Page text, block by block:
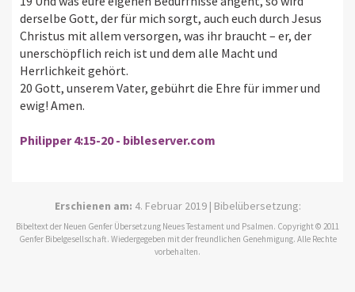
derselbe Gott, der für mich sorgt, auch euch durch Jesus
Christus mit allem versorgen, was ihr braucht – er, der
unerschöpflich reich ist und dem alle Macht und
Herrlichkeit gehört.
20 Gott, unserem Vater, gebührt die Ehre für immer und
ewig! Amen.
Philipper 4:15-20 - bibleserver.com
Erschienen am: 4. Februar 2019 | Bibelübersetzung:
Bibeltext der Neuen Genfer Übersetzung Neues Testament und Psalmen. Copyright © 2011
Genfer Bibelgesellschaft. Wiedergegeben mit der freundlichen Genehmigung. Alle Rechte
vorbehalten.